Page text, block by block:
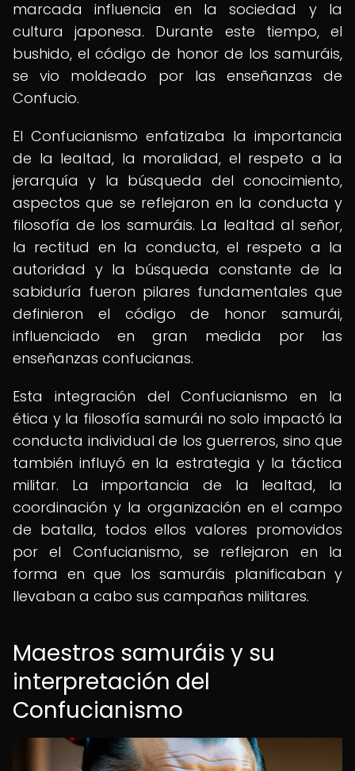
marcada influencia en la sociedad y la
cultura japonesa. Durante este tiempo, el
bushido, el código de honor de los samuráis,
se vio moldeado por las enseñanzas de
Confucio.
El Confucianismo enfatizaba la importancia
de la lealtad, la moralidad, el respeto a la
jerarquía y la búsqueda del conocimiento,
aspectos que se reflejaron en la conducta y
filosofía de los samuráis. La lealtad al señor,
la rectitud en la conducta, el respeto a la
autoridad y la búsqueda constante de la
sabiduría fueron pilares fundamentales que
definieron el código de honor samurái,
influenciado en gran medida por las
enseñanzas confucianas.
Esta integración del Confucianismo en la
ética y la filosofía samurái no solo impactó la
conducta individual de los guerreros, sino que
también influyó en la estrategia y la táctica
militar. La importancia de la lealtad, la
coordinación y la organización en el campo
de batalla, todos ellos valores promovidos
por el Confucianismo, se reflejaron en la
forma en que los samuráis planificaban y
llevaban a cabo sus campañas militares.
Maestros samuráis y su
interpretación del
Confucianismo